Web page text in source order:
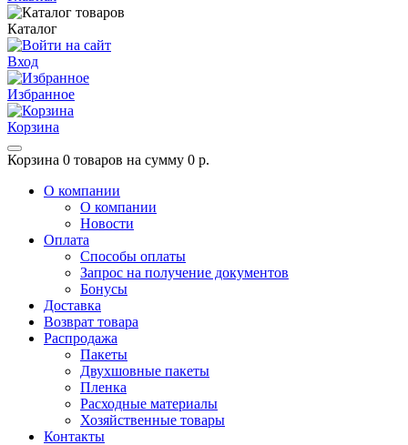
Каталог
Вход
Избранное
Корзина
Корзина 0 товаров на сумму 0 р.
О компании
О компании
Новости
Оплата
Способы оплаты
Запрос на получение документов
Бонусы
Доставка
Возврат товара
Распродажа
Пакеты
Двухшовные пакеты
Пленка
Расходные материалы
Хозяйственные товары
Контакты